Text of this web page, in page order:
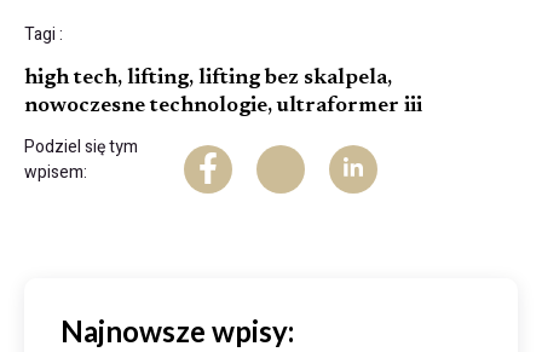
Tagi :
high tech, lifting, lifting bez skalpela,
nowoczesne technologie,ultraformer iii
Podziel się tym
wpisem:
Najnowsze wpisy: